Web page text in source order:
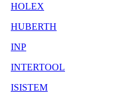
HOLEX
HUBERTH
INP
INTERTOOL
ISISTEM